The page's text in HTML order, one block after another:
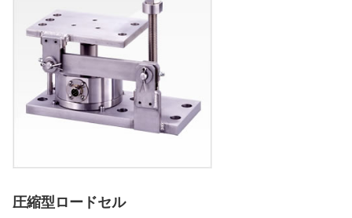
台はかり
LPG充填システム
ロードセル
半導体/HD検査装置
選別・計測・監視システム
圧縮型ロードセル